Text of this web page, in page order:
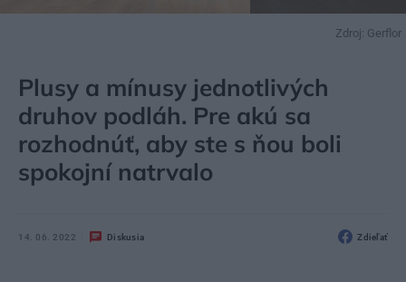
Zdroj: Gerflor
Plusy a mínusy jednotlivých
druhov podláh. Pre akú sa
rozhodnúť, aby ste s ňou boli
spokojní natrvalo
14. 06. 2022 Diskusia Zdieľať